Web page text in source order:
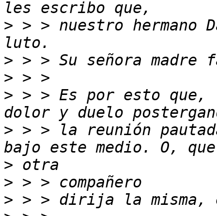
> > > nuestro hermano
>
>
> > > Es por esto
> > > la reunión
>
>
>